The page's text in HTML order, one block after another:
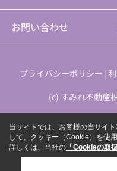
お問い合わせ
プライバシーポリシー
(c) すみれ不動産
当サイトでは、お客様の当サイ
して、クッキー（Cookie）を使用
詳しくは、当社の 「Cookieの取